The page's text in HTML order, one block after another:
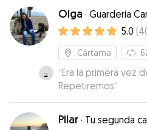
Gudog para que
Balu pasó 24 horas
atención y mimos
vídeos de el y
estar tranquilos en
persona y
Le deseo lo mejor.
Olga · Guardería
5.0 (
Cártama
“Era la primera vez
Repetiremos”
Pilar · Tu segunda